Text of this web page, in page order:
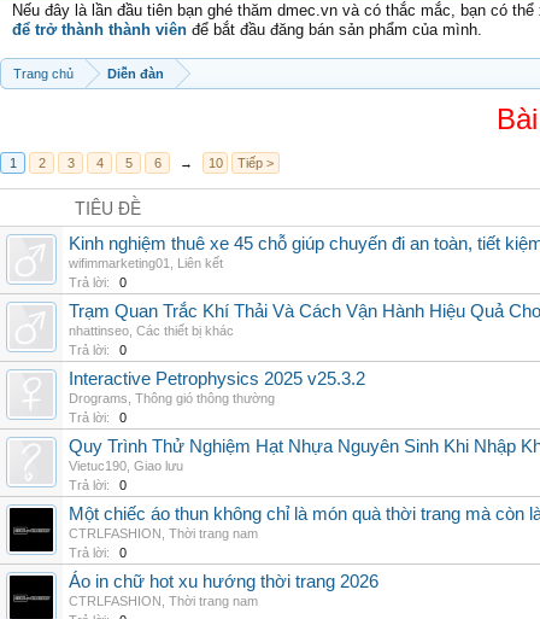
Nếu đây là lần đầu tiên bạn ghé thăm dmec.vn và có thắc mắc, bạn có
để trở thành thành viên để bắt đầu đăng bán sản phẩm của mình.
Trang chủ Diễn đàn
1 2 3 4 5 6 → 10 Tiếp >
TIÊU ĐỀ
Kinh nghiệm thuê xe 45 chỗ giúp chuyến đi an toàn, tiết
wifimmarketing01
Liên kết
Trả lời:
0
Trạm Quan Trắc Khí Thải Và Cách Vận Hành Hiệu Quả
nhattinseo Các thiết bị khác
Trả lời:
0
Interactive Petrophysics 2025 v25.3.2
Drograms Thông gió thông thường
Trả lời:
0
Quy Trình Thử Nghiệm Hạt Nhựa Nguyên Sinh Khi Nhập
Vietuc190 Giao lưu
Trả lời:
0
Một chiếc áo thun không chỉ là món quà thời trang mà
CTRLFASHION Thời trang nam
Trả lời:
0
Áo in chữ hot xu hướng thời trang 2026
CTRLFASHION Thời trang nam